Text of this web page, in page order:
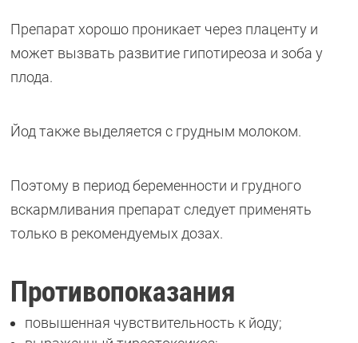
Препарат хорошо проникает через плаценту и
может вызвать развитие гипотиреоза и зоба у
плода.
Йод также выделяется с грудным молоком.
Поэтому в период беременности и грудного
вскармливания препарат следует применять
только в рекомендуемых дозах.
Противопоказания
повышенная чувствительность к йоду;